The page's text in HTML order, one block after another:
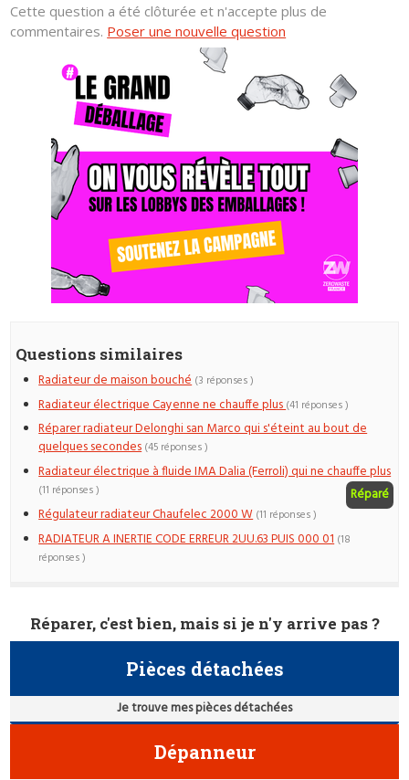
Cette question a été clôturée et n'accepte plus de
commentaires. Poser une nouvelle question
Questions similaires
Radiateur de maison bouché (3 réponses )
Radiateur électrique Cayenne ne chauffe plus(41 réponses )
Réparer radiateur Delonghi san Marco qui s'éteint au bout de
quelques secondes (45 réponses )
Radiateur électrique à fluide IMA Dalia (Ferroli) qui ne chauffe plus
Réparé
(11 réponses )
Régulateur radiateur Chaufelec 2000 W (11 réponses )
RADIATEUR A INERTIE CODE ERREUR 2UU.63 PUIS 000 01 (18
réponses )
Réparer, c'est bien, mais si je n'y arrive pas ?
Pièces détachées
Je trouve mes pièces détachées
Dépanneur